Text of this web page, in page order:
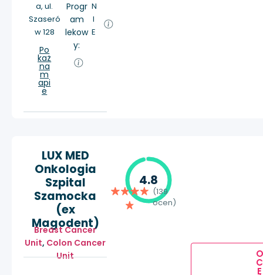
a, ul.
Szaseró
w 128
Po
każ
na
m
api
e
Progr
am
lekow
y:
N
I
E
LUX MED
Onkologia
Szpital
Szamocka
(ex
Magodent)
Breast Cancer
Unit, Colon Cancer
Unit
4.8
(139
ocen)
O
C
E